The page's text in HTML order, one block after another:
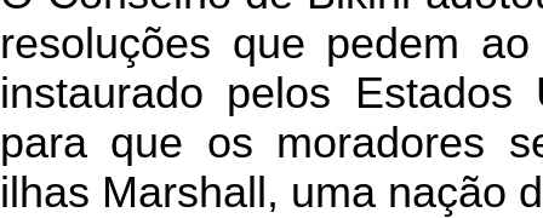
resoluções que pedem
instaurado pelos
para que os moradores
ilhas Marshall, uma nação